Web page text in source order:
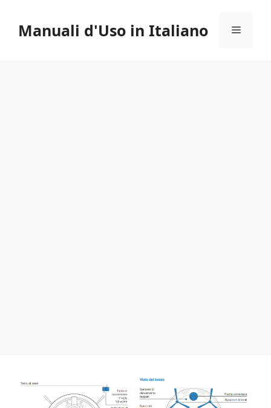
contenuto
Manuali d'Uso in Italiano Menu